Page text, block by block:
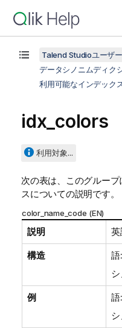
Talend Studioユーザ
データシノニムディク
利用可能なインデック
idx_colors
利用対象...
次の表は、このグルー
スについての説明です。
color_name_code (EN)
説明 英
構造
語
例